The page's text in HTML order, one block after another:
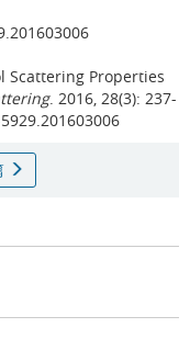
Scattering Properties
. 2016, 28(3): 237-